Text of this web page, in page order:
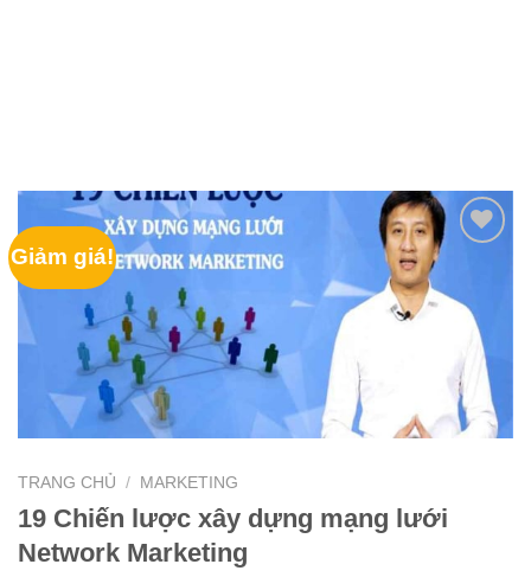
Giảm giá!
TRANG CHỦ / MARKETING
19 Chiến lược xây dựng mạng lưới
Network Marketing